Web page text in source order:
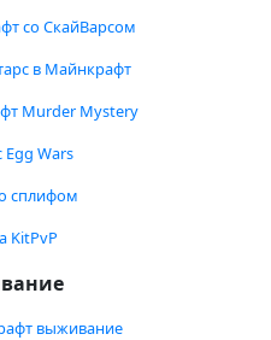
со СкайВарсом
в Майнкрафт
Murder Mystery
Egg Wars
сплифом
KitPvP
выживание